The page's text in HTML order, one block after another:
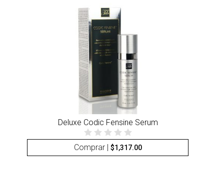
Deluxe Codic Fensine Serum
Comprar | $1,317.00